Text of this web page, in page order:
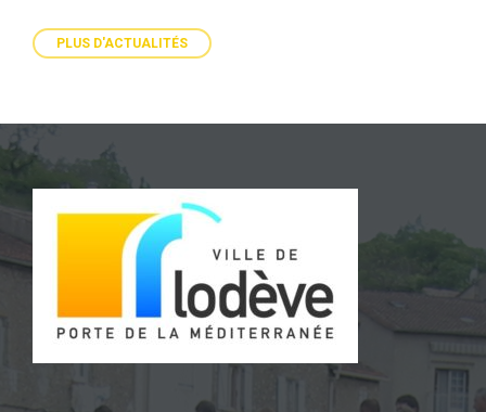
PLUS D'ACTUALITÉS